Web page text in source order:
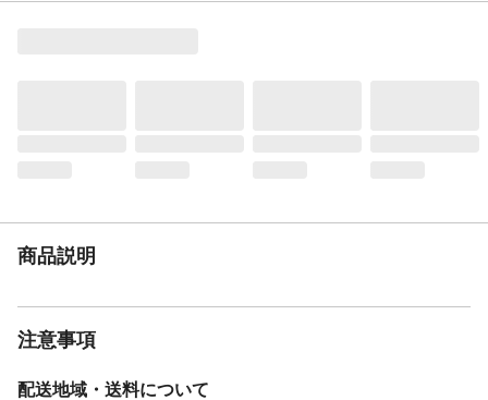
商品説明
注意事項
配送地域・送料について